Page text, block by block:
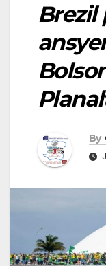
Brezil
By